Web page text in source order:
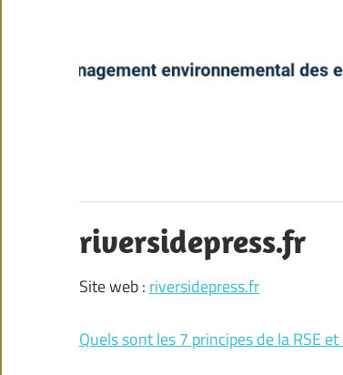
riversidepress.fr
Site web : riversidepress.fr
Quels sont les 7 principes de la RSE